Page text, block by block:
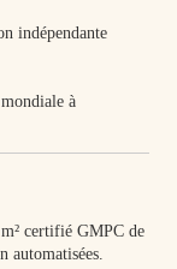
indépendante
à